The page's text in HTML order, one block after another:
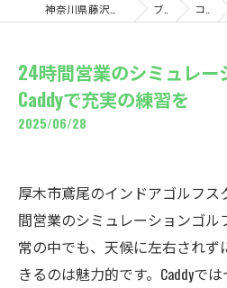
ブログ コラム
24時間営業のシミュレ
Caddyで充実の練習を
2025/06/28
厚木市鳶尾のインドアゴルフス
間営業のシミュレーションゴル
常の中でも、天候に左右され
きるのは魅力的です。Caddyで